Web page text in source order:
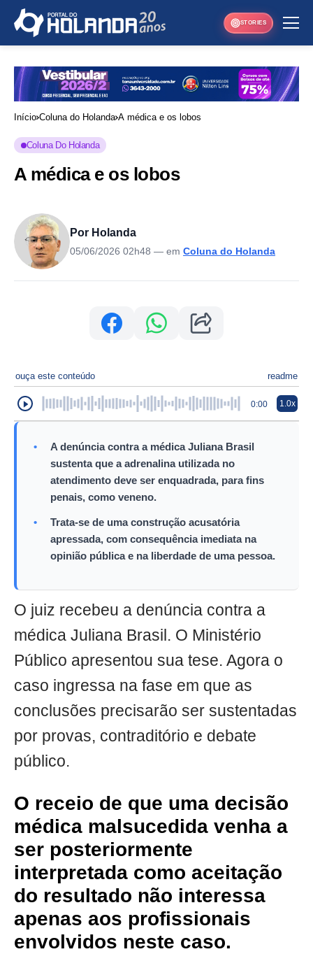
STORIES
Início Coluna do Holanda A médica e os lobos
Coluna Do Holanda
A médica e os lobos
Por Holanda
05/06/2026 02h48 — em Coluna do Holanda
ouça este conteúdo readme
0:00 1.0x
•
A denúncia contra a médica Juliana Brasil
sustenta que a adrenalina utilizada no
atendimento deve ser enquadrada, para fins
penais, como veneno.
•
Trata-se de uma construção acusatória
apressada, com consequência imediata na
opinião pública e na liberdade de uma pessoa.
O juiz recebeu a denúncia contra a
médica Juliana Brasil. O Ministério
Público apresentou sua tese. Agora o
caso ingressa na fase em que as
conclusões precisarão ser sustentadas
por provas, contraditório e debate
público.
O receio de que uma decisão
médica malsucedida venha a
ser posteriormente
interpretada como aceitação
do resultado não interessa
apenas aos profissionais
envolvidos neste caso.